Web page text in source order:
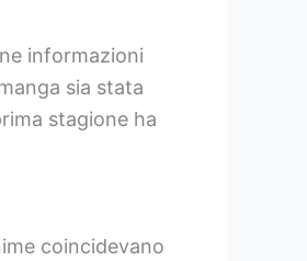
informazioni
sia stata
stagione ha
coincidevano